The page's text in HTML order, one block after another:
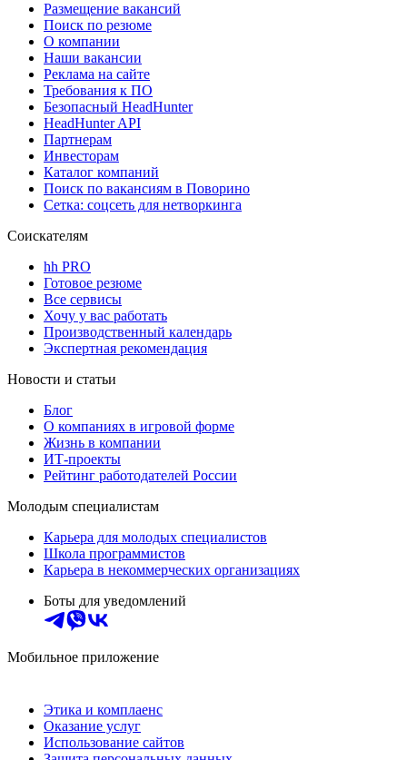
Размещение вакансий
Поиск по резюме
О компании
Наши вакансии
Реклама на сайте
Требования к ПО
Безопасный HeadHunter
HeadHunter API
Партнерам
Инвесторам
Каталог компаний
Поиск по вакансиям в Поворино
Сетка: соцсеть для нетворкинга
Соискателям
hh PRO
Готовое резюме
Все сервисы
Хочу у вас работать
Производственный календарь
Экспертная рекомендация
Новости и статьи
Блог
О компаниях в игровой форме
Жизнь в компании
ИТ-проекты
Рейтинг работодателей России
Молодым специалистам
Карьера для молодых специалистов
Школа программистов
Карьера в некоммерческих организациях
Боты для уведомлений
Мобильное приложение
Этика и комплаенс
Оказание услуг
Использование сайтов